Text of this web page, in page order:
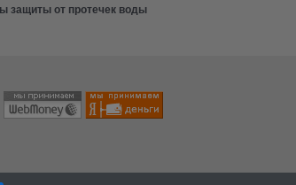
защиты от протечек воды